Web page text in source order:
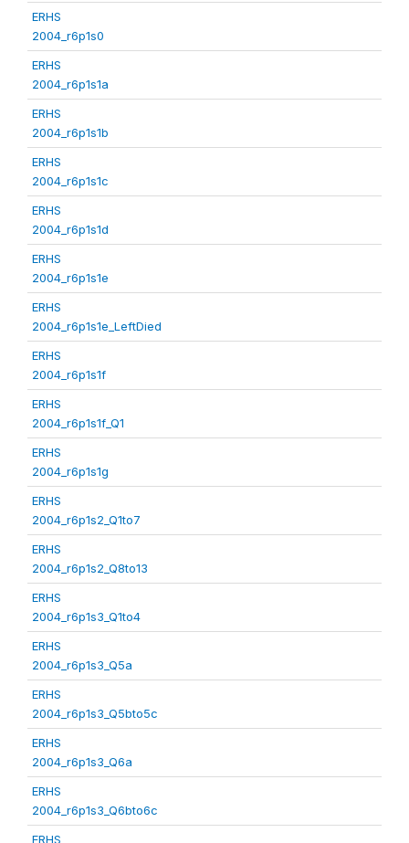
ERHS
2004_r6p1s0
ERHS
2004_r6p1s1a
ERHS
2004_r6p1s1b
ERHS
2004_r6p1s1c
ERHS
2004_r6p1s1d
ERHS
2004_r6p1s1e
ERHS
2004_r6p1s1e_LeftDied
ERHS
2004_r6p1s1f
ERHS
2004_r6p1s1f_Q1
ERHS
2004_r6p1s1g
ERHS
2004_r6p1s2_Q1to7
ERHS
2004_r6p1s2_Q8to13
ERHS
2004_r6p1s3_Q1to4
ERHS
2004_r6p1s3_Q5a
ERHS
2004_r6p1s3_Q5bto5c
ERHS
2004_r6p1s3_Q6a
ERHS
2004_r6p1s3_Q6bto6c
ERHS